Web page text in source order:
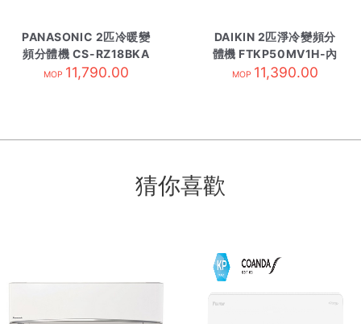
PANASONIC 2匹冷暖變
頻分體機 CS-RZ18BKA
內-R32
MOP 11,790.00
DAIKIN 2匹淨冷變頻分
體機 FTKP50MV1H-內
R32
MOP 11,390.00
猜你喜歡